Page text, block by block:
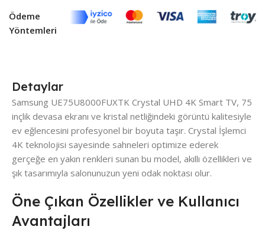
Ödeme
Yöntemleri
Detaylar
Samsung UE75U8000FUXTK Crystal UHD 4K Smart TV, 75
inçlik devasa ekranı ve kristal netliğindeki görüntü kalitesiyle
ev eğlencesini profesyonel bir boyuta taşır. Crystal İşlemci
4K teknolojisi sayesinde sahneleri optimize ederek
gerçeğe en yakın renkleri sunan bu model, akıllı özellikleri ve
şık tasarımıyla salonunuzun yeni odak noktası olur.
Öne Çıkan Özellikler ve Kullanıcı
Avantajları